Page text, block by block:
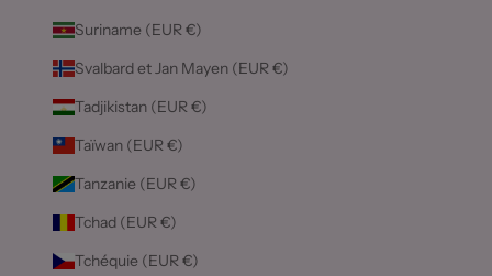
Suriname (EUR €)
Svalbard et Jan Mayen (EUR €)
Tadjikistan (EUR €)
Taïwan (EUR €)
Tanzanie (EUR €)
Tchad (EUR €)
Tchéquie (EUR €)